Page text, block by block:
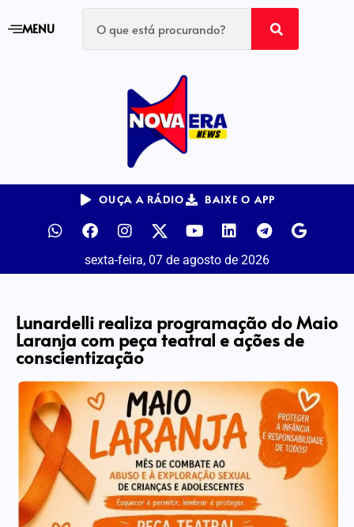
MENU
OUÇA A RÁDIO BAIXE O APP
sexta-feira, 07 de agosto de 2026
Lunardelli realiza programação do Maio
Laranja com peça teatral e ações de
conscientização